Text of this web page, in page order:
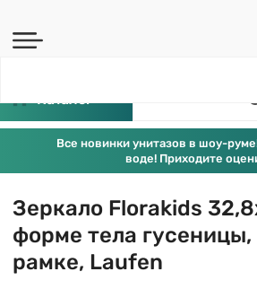
Каталог
Все новинки унитазов в шоу-
воде! Приходите
Зеркало Florakids
форме тела гусеницы,
рамке, Laufen